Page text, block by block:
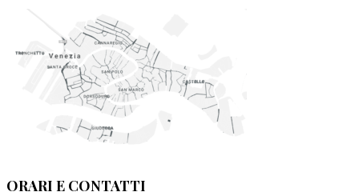
ORARI E CONTATTI